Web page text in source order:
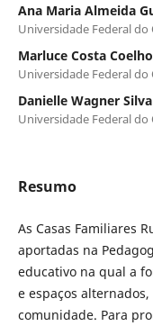
Ana Maria Almeida
Universidade Federal do
Marluce Costa Coelho
Universidade Federal do
Danielle Wagner Silva
Universidade Federal do
Resumo
As Casas Familiares
aportadas na
educativo na qual a
e espaços
comunidade. Para